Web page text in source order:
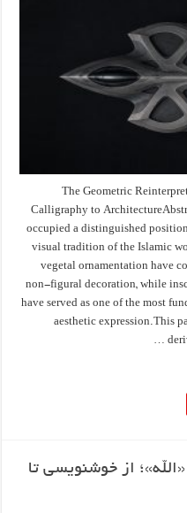
The Geometric
Calligraphy to
occupied a distinguished
visual tradition of the Islamic
vegetal ornamentation have
non-figural decoration, while
have served as one of the most
aesthetic expression.This
از خوشنویسی تا